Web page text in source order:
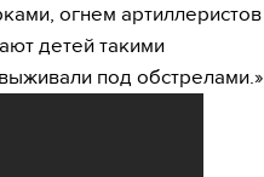
огнем артиллеристов
детей такими
под обстрелами.»